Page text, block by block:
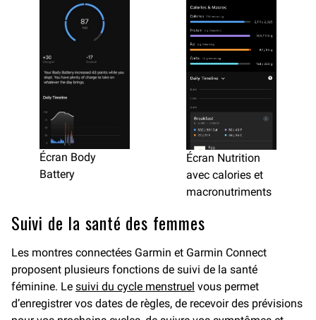
Écran Body
Battery
Écran Nutrition
avec calories et
macronutriments
Suivi de la santé des femmes
Les montres connectées Garmin et Garmin Connect
proposent plusieurs fonctions de suivi de la santé
féminine. Le suivi du cycle menstruel vous permet
d’enregistrer vos dates de règles, de recevoir des prévisions